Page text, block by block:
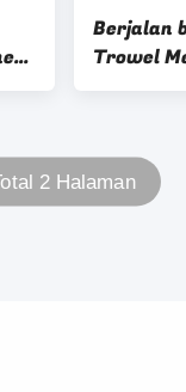
Berjalan
Trowel
Honda
2 Halaman